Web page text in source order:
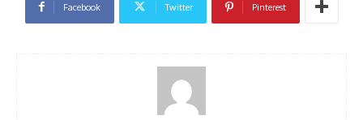
Facebook Twitter Pinterest